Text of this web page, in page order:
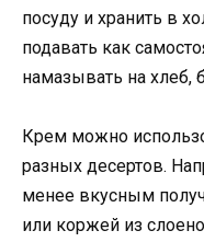
посуду и хранить в
подавать как
намазывать на хлеб,
Крем можно
разных десертов.
менее вкусным
или коржей из